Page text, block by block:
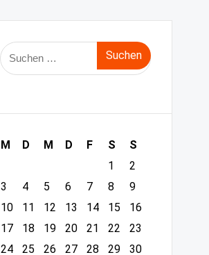
Suche
nach:
M D M D F S
S
1
2
3
4 5 6 7 8
9
10
11 12 13 14 15
16
17
18 19 20 21 22
23
24
25 26 27 28 29
30